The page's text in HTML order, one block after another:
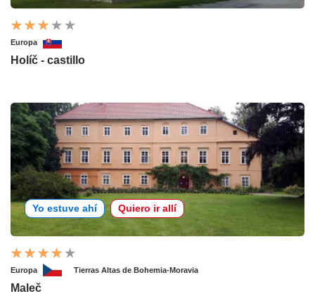
Europa
Holíč - castillo
Yo estuve ahí Quiero ir allí
Europa Tierras Altas de Bohemia-Moravia
Maleč